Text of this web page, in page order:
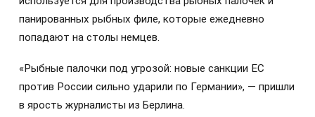
панированных рыбных филе, которые ежедневно
попадают на столы немцев.
«Рыбные палочки под угрозой: новые санкции ЕС
против России сильно ударили по Германии», — пришли
в ярость журналисты из Берлина.